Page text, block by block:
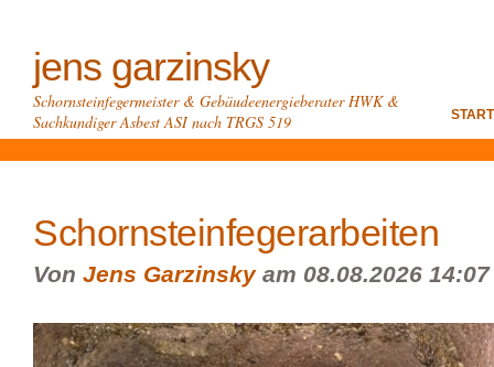
jens garzinsky
Schornsteinfegermeister & Gebäudeenergieberater HWK &
Sachkundiger Asbest ASI nach TRGS 519
Schornsteinfegerarbeiten
Von Jens Garzinskyam 08.08.2026